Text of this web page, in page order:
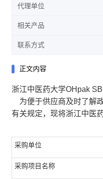
代理单位
相关产品
联系方式
正文内容
浙江中医药大学OHpak
为便于供应商及时了解
有关规定，现将浙江中
采购单位
采购项目名称